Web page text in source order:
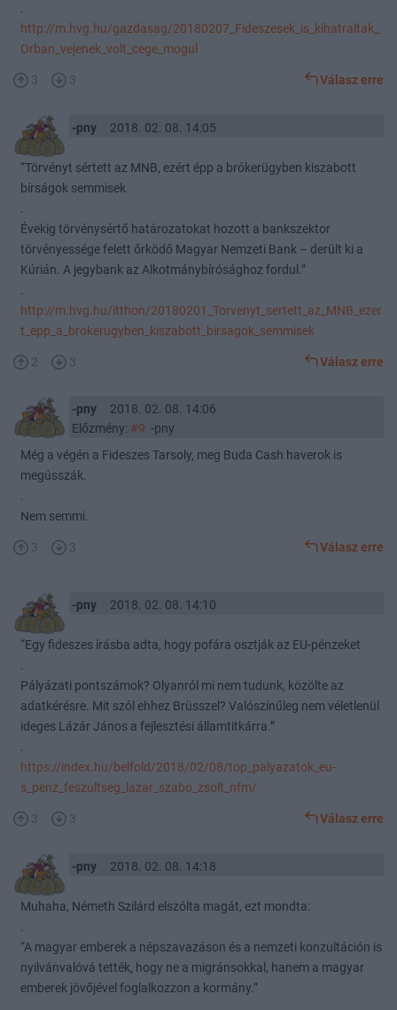
.
http://m.hvg.hu/gazdasag/20180207_Fideszesek_is_kihatraltak_
Orban_vejenek_volt_cege_mogul
3 3 Válasz erre
-pny 2018. 02. 08. 14:05
“Törvényt sértett az MNB, ezért épp a brókerügyben kiszabott
bírságok semmisek
.
Évekig törvénysértő határozatokat hozott a bankszektor
törvényessége felett őrködő Magyar Nemzeti Bank – derült ki a
Kúrián. A jegybank az Alkotmánybírósághoz fordul.”
.
http://m.hvg.hu/itthon/20180201_Torvenyt_sertett_az_MNB_ezer
t_epp_a_brokerugyben_kiszabott_birsagok_semmisek
2 3 Válasz erre
-pny
2018. 02. 08. 14:06
Előzmény: #9 -pny
Még a végén a Fideszes Tarsoly, meg Buda Cash haverok is
megússzák.
.
Nem semmi.
3 3 Válasz erre
-pny 2018. 02. 08. 14:10
“Egy fideszes írásba adta, hogy pofára osztják az EU-pénzeket
.
Pályázati pontszámok? Olyanról mi nem tudunk, közölte az
adatkérésre. Mit szól ehhez Brüsszel? Valószínűleg nem véletlenül
ideges Lázár János a fejlesztési államtitkárra.”
.
https://index.hu/belfold/2018/02/08/top_palyazatok_eu-
s_penz_feszultseg_lazar_szabo_zsolt_nfm/
3 3 Válasz erre
-pny 2018. 02. 08. 14:18
Muhaha, Németh Szilárd elszólta magát, ezt mondta:
.
“A magyar emberek a népszavazáson és a nemzeti konzultáción is
nyilvánvalóvá tették, hogy ne a migránsokkal, hanem a magyar
emberek jövőjével foglalkozzon a kormány.”